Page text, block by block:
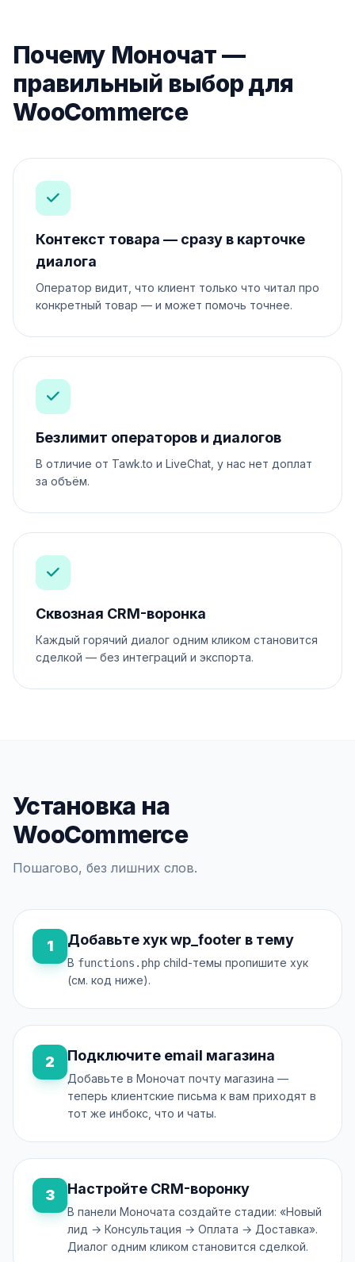
Почему Моночат —
правильный выбор для
WooCommerce
Контекст товара — сразу в карточке
диалога
Оператор видит, что клиент только что читал про
конкретный товар — и может помочь точнее.
Безлимит операторов и диалогов
В отличие от Tawk.to и LiveChat, у нас нет доплат
за объём.
Сквозная CRM-воронка
Каждый горячий диалог одним кликом становится
сделкой — без интеграций и экспорта.
Установка на
WooCommerce
Пошагово, без лишних слов.
1 Добавьте хук wp_footer в тему
В functions.php child-темы пропишите хук
(см. код ниже).
2 Подключите email магазина
Добавьте в Моночат почту магазина —
теперь клиентские письма к вам приходят в
тот же инбокс, что и чаты.
3 Настройте CRM-воронку
В панели Моночата создайте стадии: «Новый
лид → Консультация → Оплата → Доставка».
Диалог одним кликом становится сделкой.